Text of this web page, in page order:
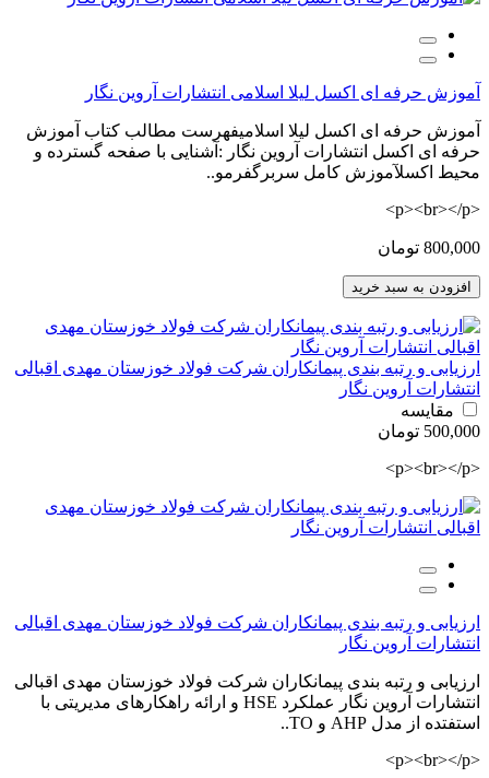
آموزش حرفه ای اکسل لیلا اسلامی انتشارات آروین نگار
آموزش حرفه ای اکسل لیلا اسلامیفهرست مطالب کتاب آموزش
حرفه ای اکسل انتشارات آروین نگار :آشنایی با صفحه گسترده و
محیط اکسلآموزش کامل سربرگفرمو..
<p><br></p>
800,000 تومان
افزودن به سبد خرید
ارزیابی و رتبه بندی پیمانکاران شرکت فولاد خوزستان مهدی اقبالی
انتشارات آروین نگار
مقایسه
500,000 تومان
<p><br></p>
ارزیابی و رتبه بندی پیمانکاران شرکت فولاد خوزستان مهدی اقبالی
انتشارات آروین نگار
ارزیابی و رتبه بندی پیمانکاران شرکت فولاد خوزستان مهدی اقبالی
انتشارات آروین نگار عملکرد HSE و ارائه راهکارهای مدیریتی با
استفتده از مدل AHP و TO..
<p><br></p>